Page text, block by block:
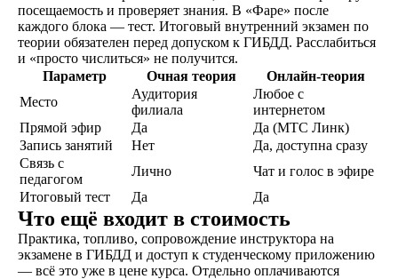
посещаемость и проверяет знания. В «Фаре» после
каждого блока — тест. Итоговый внутренний экзамен по
теории обязателен перед допуском к ГИБДД. Расслабиться
и «просто числиться» не получится.
Параметр
Очная теория
Онлайн-теория
Место
Аудитория
филиала
Любое с
интернетом
Прямой эфир
Да
Да (МТС Линк)
Запись занятий
Нет
Да, доступна сразу
Связь с
педагогом
Лично
Чат и голос в эфире
Итоговый тест
Да Да
Что ещё входит в стоимость
Практика, топливо, сопровождение инструктора на
экзамене в ГИБДД и доступ к студенческому приложению
— всё это уже в цене курса. Отдельно оплачиваются
не любишь звонки?
Просто напиши!